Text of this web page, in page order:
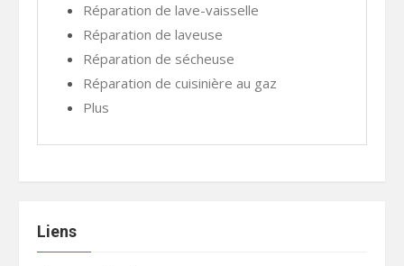
Réparation de lave-vaisselle
Réparation de laveuse
Réparation de sécheuse
Réparation de cuisinière au gaz
Plus
Liens